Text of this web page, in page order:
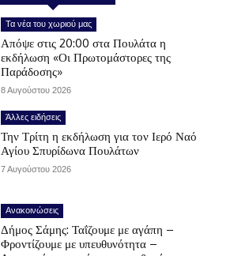
Τα νέα του χωριού μας
Απόψε στις 20:00 στα Πουλάτα η
εκδήλωση «Οι Πρωτομάστορες της
Παράδοσης»
8 Αυγούστου 2026
Άλλες ειδήσεις
Την Τρίτη η εκδήλωση για τον Ιερό Ναό
Αγίου Σπυρίδωνα Πουλάτων
7 Αυγούστου 2026
Ανακοινώσεις
Δήμος Σάμης: Ταΐζουμε με αγάπη –
Φροντίζουμε με υπευθυνότητα –